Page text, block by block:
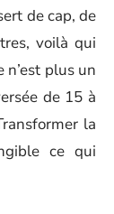
de cap, de
voilà qui
n’est plus un
de 15 à
la
ce qui